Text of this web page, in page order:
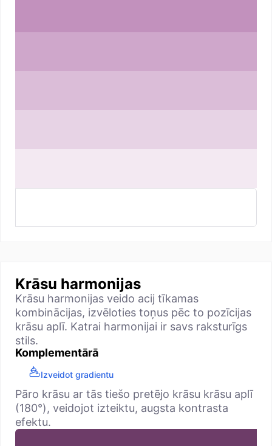
Krāsu harmonijas
Krāsu harmonijas veido acij tīkamas
kombinācijas, izvēloties toņus pēc to pozīcijas
krāsu aplī. Katrai harmonijai ir savs raksturīgs
stils.
Komplementārā
Izveidot gradientu
Pāro krāsu ar tās tiešo pretējo krāsu krāsu aplī
(180°), veidojot izteiktu, augsta kontrasta
efektu.